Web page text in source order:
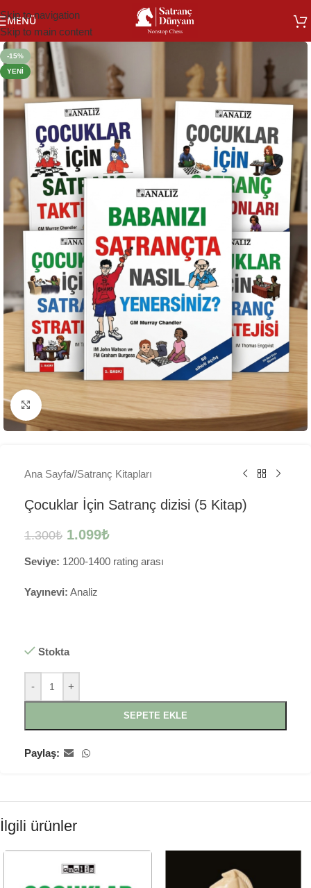
Skip to navigation
Skip to main content
MENÜ
-15%
YENI
Büyütmek için tıklayın
Ana Sayfa/ Satranç Kitapları
Çocuklar İçin Satranç dizisi (5 Kitap)
1.300₺ 1.099₺
Seviye: 1200-1400 rating arası
Yayınevi: Analiz
Stokta
- +
SEPETE EKLE
Paylaş:
İlgili ürünler